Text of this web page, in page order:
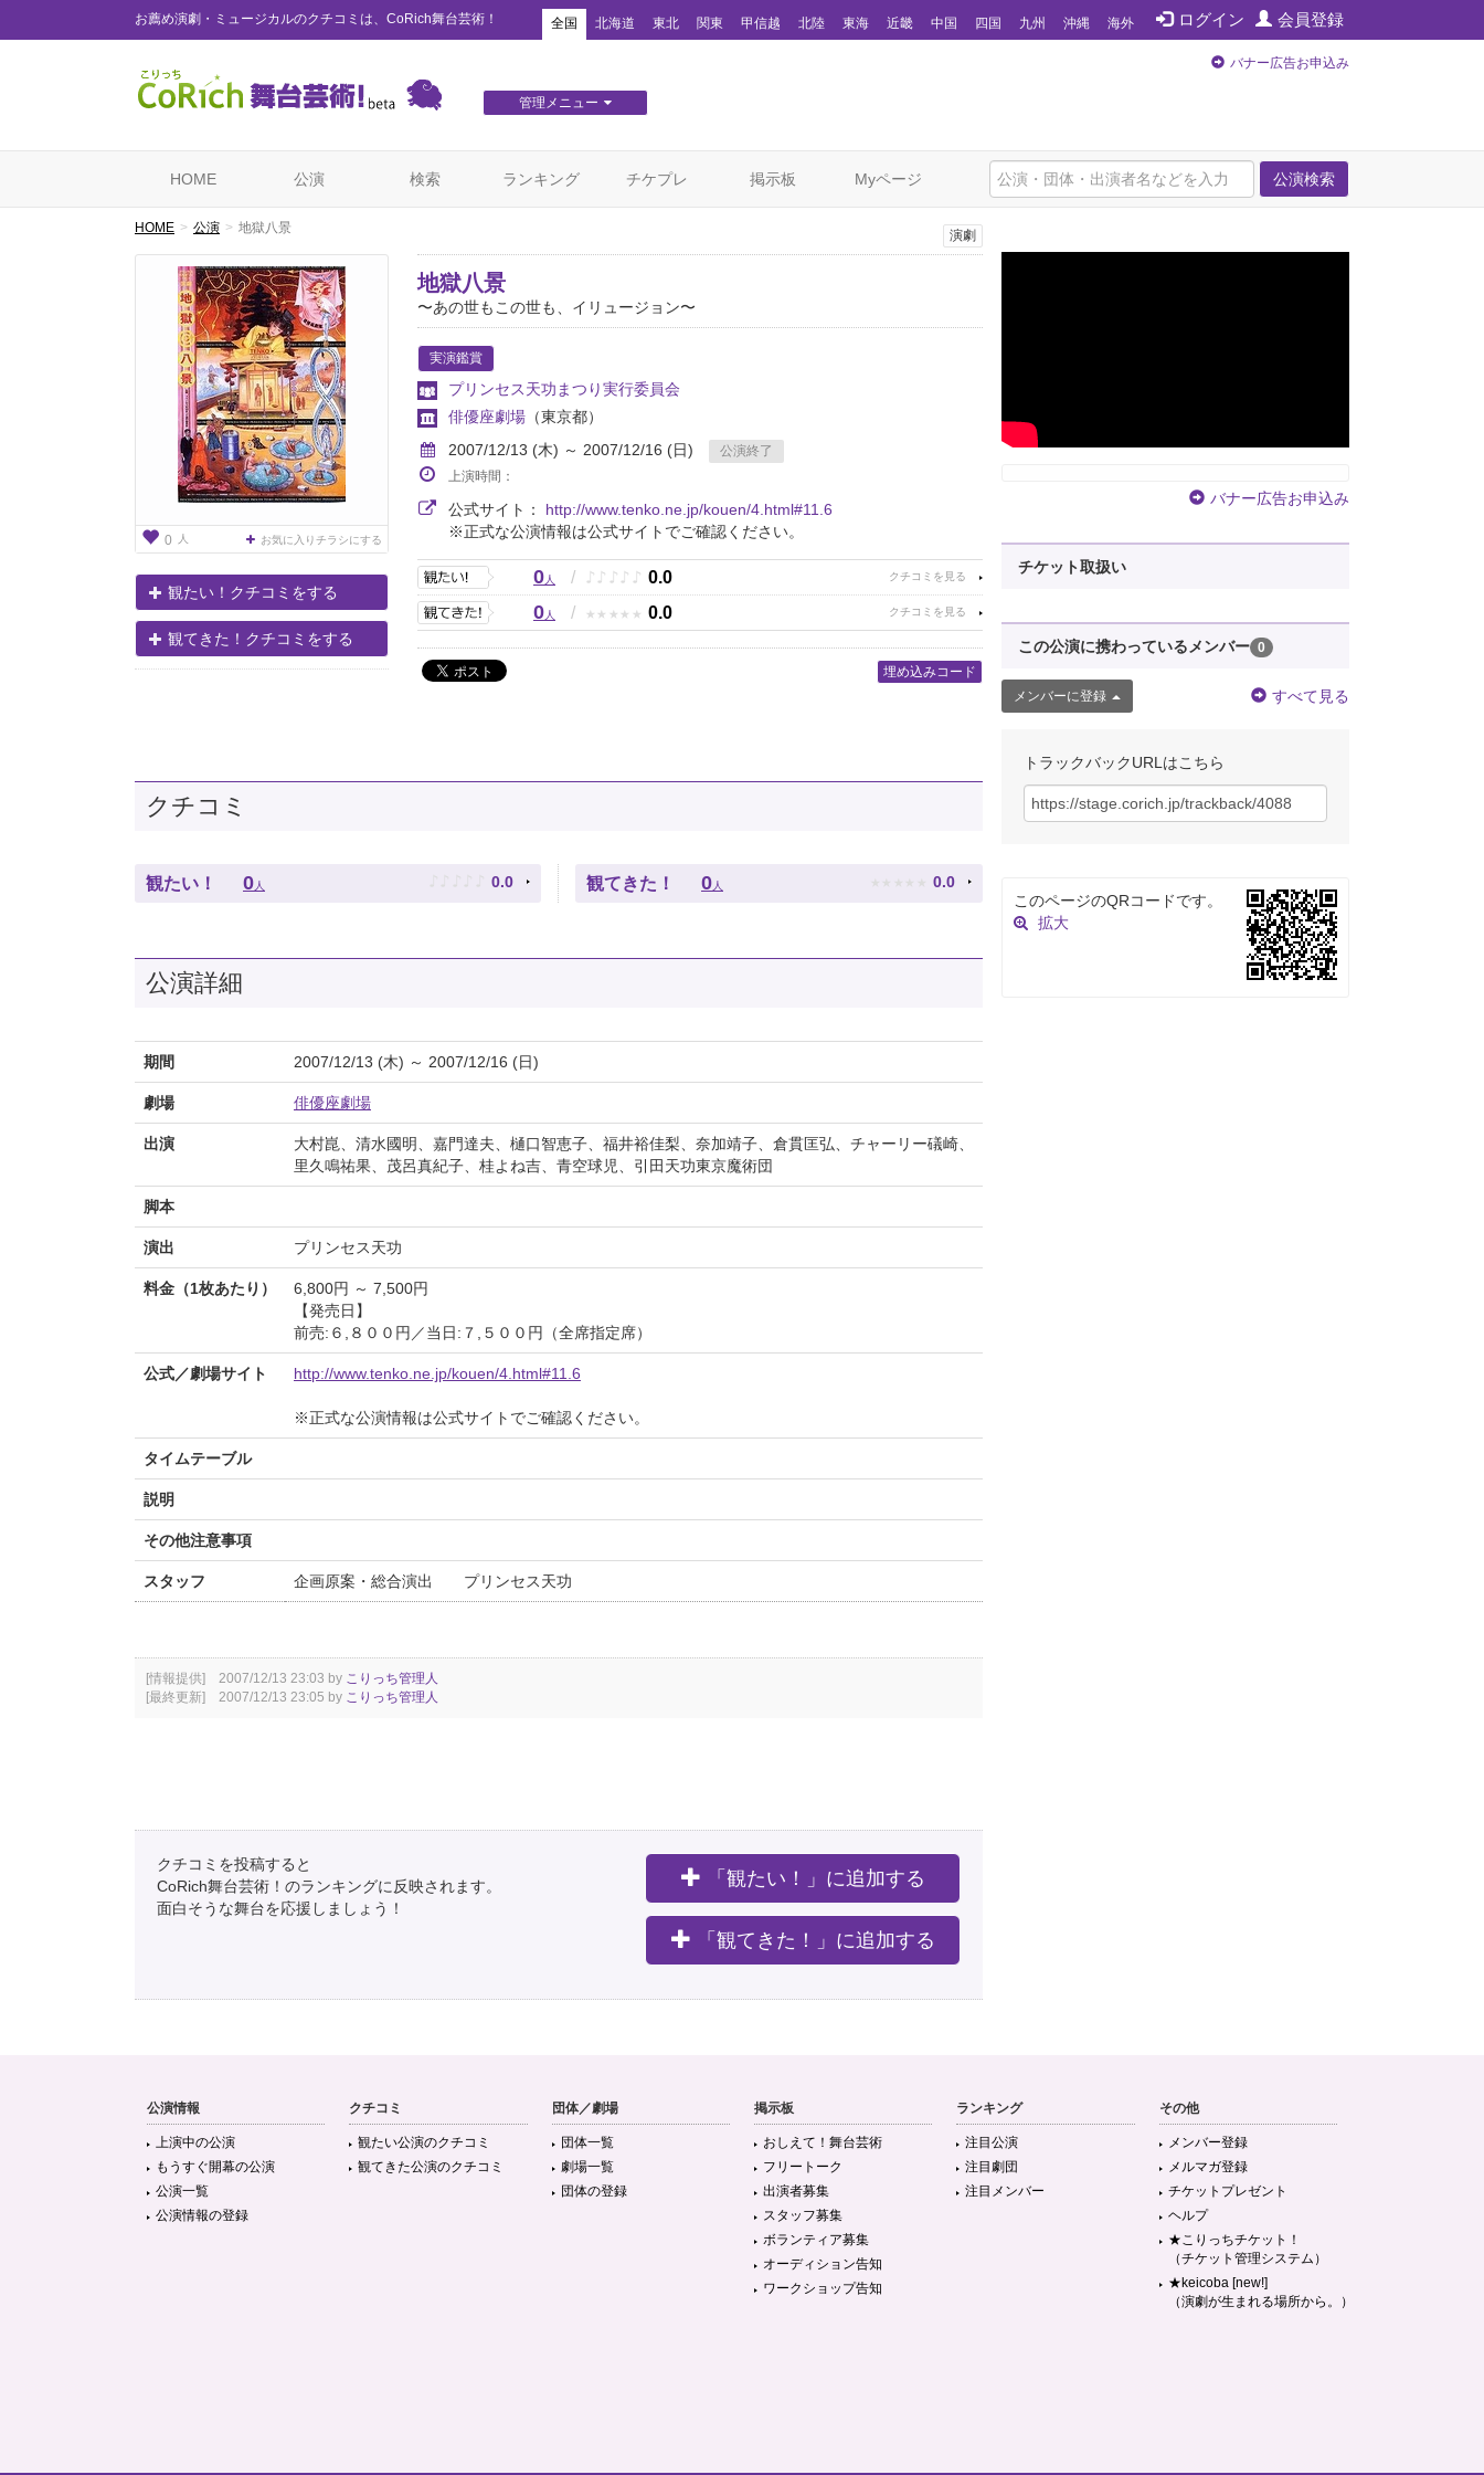
お薦め演劇・ミュージカルのクチコミは、CoRich舞台芸術！ ログイン 会員登録
全国 北海道 東北 関東 甲信越 北陸 東海 近畿 中国 四国 九州 沖縄 海外
管理メニュー
バナー広告お申込み
公演検索
HOME 公演 検索 ランキング チケプレ 掲示板 Myページ
HOME 公演 地獄八景
0 人 お気に入りチラシにする
観たい！クチコミをする
観てきた！クチコミをする
演劇
地獄八景
〜あの世もこの世も、イリュージョン〜
実演鑑賞
プリンセス天功まつり実行委員会
俳優座劇場 （東京都）
2007/12/13 (木) ～ 2007/12/16 (日)
公演終了
上演時間：
公式サイト： http://www.tenko.ne.jp/kouen/4.html#11.6
※正式な公演情報は公式サイトでご確認ください。
0人 / ♪ ♪ ♪ ♪ ♪ 0.0
0人 / ★ ★ ★ ★ ★ 0.0
埋め込みコード
クチコミ
観たい！ 0 人 ♪ ♪ ♪ ♪ ♪ 0.0 観てきた！ 0 人 ★ ★ ★ ★ ★ 0.0
公演詳細
期間 2007/12/13 (木) ～ 2007/12/16 (日)
劇場 俳優座劇場
出演
大村崑、清水國明、嘉門達夫、樋口智恵子、福井裕佳梨、奈加靖子、倉貫匡弘、チャーリー礒崎、
里久鳴祐果、茂呂真紀子、桂よね吉、青空球児、引田天功東京魔術団
脚本
演出 プリンセス天功
料金（1枚あたり）
6,800円 ～ 7,500円
【発売日】
前売:６,８００円／当日:７,５００円（全席指定席）
公式／劇場サイト http://www.tenko.ne.jp/kouen/4.html#11.6
※正式な公演情報は公式サイトでご確認ください。
タイムテーブル
説明
その他注意事項
スタッフ 企画原案・総合演出 プリンセス天功
[情報提供] 2007/12/13 23:03 by こりっち管理人
[最終更新] 2007/12/13 23:05 by こりっち管理人
クチコミを投稿すると
CoRich舞台芸術！のランキングに反映されます。
面白そうな舞台を応援しましょう！
「観たい！」に追加する
「観てきた！」に追加する
バナー広告お申込み
チケット取扱い
この公演に携わっているメンバー 0
メンバーに登録 すべて見る
トラックバックURLはこちら
このページのQRコードです。
拡大
公演情報
上演中の公演
もうすぐ開幕の公演
公演一覧
公演情報の登録
クチコミ
観たい公演のクチコミ
観てきた公演のクチコミ
団体／劇場
団体一覧
劇場一覧
団体の登録
掲示板
おしえて！舞台芸術
フリートーク
出演者募集
スタッフ募集
ボランティア募集
オーディション告知
ワークショップ告知
ランキング
注目公演
注目劇団
注目メンバー
その他
メンバー登録
メルマガ登録
チケットプレゼント
ヘルプ
★こりっちチケット！
（チケット管理システム）
★keicoba [new!]
（演劇が生まれる場所から。）